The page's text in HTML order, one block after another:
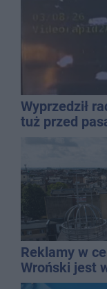
Wyprzedził
tuż przed
Reklamy w
Wroński jest